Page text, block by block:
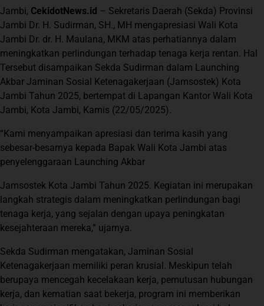
Jambi, CekidotNews.id – Sekretaris Daerah (Sekda) Provinsi
Jambi Dr. H. Sudirman, SH., MH mengapresiasi Wali Kota
Jambi Dr. dr. H. Maulana, MKM atas perhatiannya dalam
meningkatkan perlindungan terhadap tenaga kerja rentan. Hal
Tersebut disampaikan Sekda Sudirman dalam Launching
Akbar Jaminan Sosial Ketenagakerjaan (Jamsostek) Kota
Jambi Tahun 2025, bertempat di Lapangan Kantor Wali Kota
Jambi, Kota Jambi, Kamis (22/05/2025).
“Kami menyampaikan apresiasi dan terima kasih yang
sebesar-besarnya kepada Bapak Wali Kota Jambi atas
penyelenggaraan Launching Akbar
Jamsostek Kota Jambi Tahun 2025. Kegiatan ini merupakan
langkah strategis dalam meningkatkan perlindungan bagi
tenaga kerja, yang sejalan dengan upaya peningkatan
kesejahteraan mereka,” ujarnya.
Sekda Sudirman mengatakan, Jaminan Sosial
Ketenagakerjaan memiliki peran krusial. Meskipun telah
berupaya mencegah kecelakaan kerja, pemutusan hubungan
kerja, dan kematian saat bekerja, program ini memberikan